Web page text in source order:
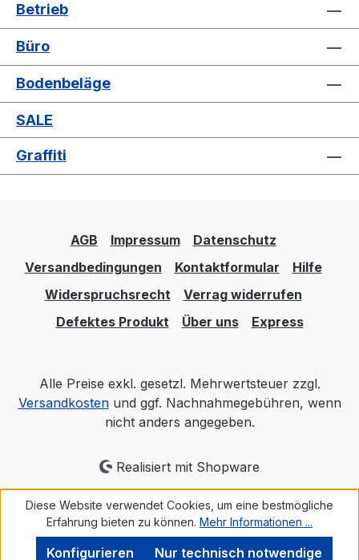
Betrieb
Büro
Bodenbeläge
SALE
Graffiti
AGB Impressum
Datenschutz
Versandbedingungen
Kontaktformular
Hilfe
Widerspruchsrecht
Verrag widerrufen
Defektes Produkt
Über uns Express
Alle Preise exkl. gesetzl. Mehrwertsteuer zzgl.
Versandkostenund ggf. Nachnahmegebühren, wenn
nicht anders angegeben.
Realisiert mit Shopware
Diese Website verwendet Cookies, um eine bestmögliche
Erfahrung bieten zu können. Mehr Informationen ...
Nur technisch notwendige
Konfigurieren